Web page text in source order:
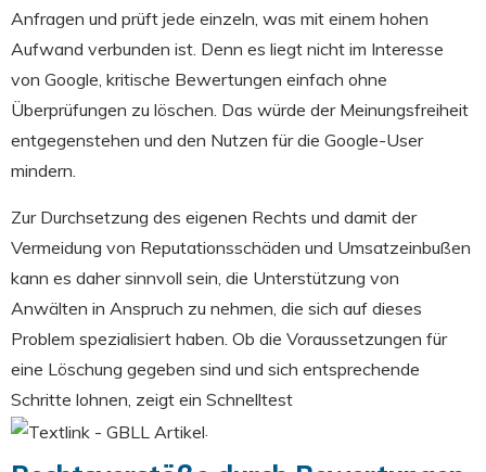
Anfragen und prüft jede einzeln, was mit einem hohen
Aufwand verbunden ist. Denn es liegt nicht im Interesse
von Google, kritische Bewertungen einfach ohne
Überprüfungen zu löschen. Das würde der Meinungsfreiheit
entgegenstehen und den Nutzen für die Google-User
mindern.
Zur Durchsetzung des eigenen Rechts und damit der
Vermeidung von Reputationsschäden und Umsatzeinbußen
kann es daher sinnvoll sein, die Unterstützung von
Anwälten in Anspruch zu nehmen, die sich auf dieses
Problem spezialisiert haben. Ob die Voraussetzungen für
eine Löschung gegeben sind und sich entsprechende
Schritte lohnen, zeigt ein Schnelltest
.